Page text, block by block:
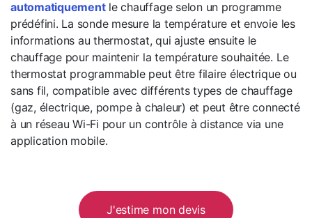
automatiquementle chauffage selon un programme
prédéfini. La sonde mesure la température et envoie les
informations au thermostat, qui ajuste ensuite le
chauffage pour maintenir la température souhaitée. Le
thermostat programmable peut être filaire électrique ou
sans fil, compatible avec différents types de chauffage
(gaz, électrique, pompe à chaleur) et peut être connecté
à un réseau Wi-Fi pour un contrôle à distance via une
application mobile.
J'estime mon devis